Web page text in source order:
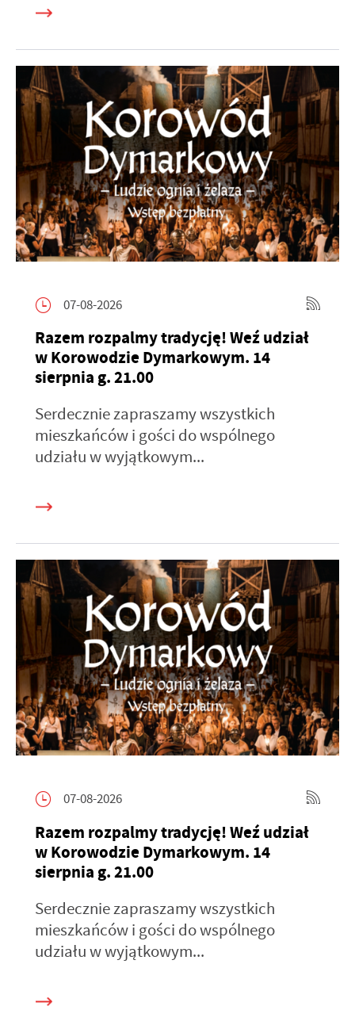
07-08-2026
Razem rozpalmy tradycję! Weź udział
w Korowodzie Dymarkowym. 14
sierpnia g. 21.00
Serdecznie zapraszamy wszystkich
mieszkańców i gości do wspólnego
udziału w wyjątkowym...
07-08-2026
Razem rozpalmy tradycję! Weź udział
w Korowodzie Dymarkowym. 14
sierpnia g. 21.00
Serdecznie zapraszamy wszystkich
mieszkańców i gości do wspólnego
udziału w wyjątkowym...